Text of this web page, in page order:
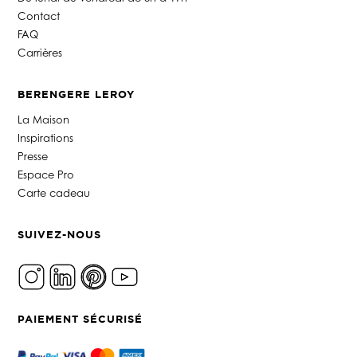
Contact
FAQ
Carrières
BERENGERE LEROY
La Maison
Inspirations
Presse
Espace Pro
Carte cadeau
SUIVEZ-NOUS
PAIEMENT SÉCURISÉ